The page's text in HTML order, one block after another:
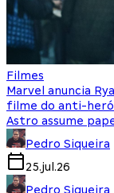
Filmes
Marvel anuncia
filme do anti-
Astro assume
Pedro Siqueira
25.jul.26
Pedro Siqueira